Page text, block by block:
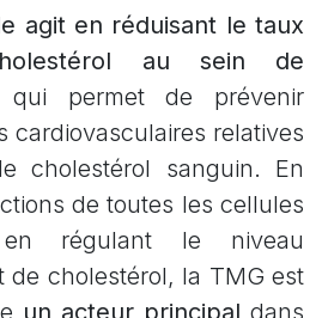
agit en réduisant le taux
au sein de
permet de prévenir
cardiovasculaires relatives
cholestérol sanguin. En
de toutes les cellules
régulant le niveau
de cholestérol, la TMG est
un acteur principal dans